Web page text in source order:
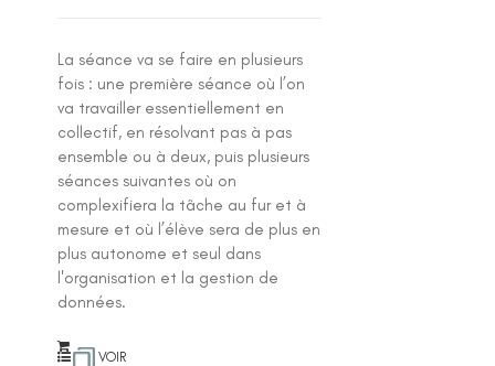
La séance va se faire en plusieurs
fois : une première séance où l’on
va travailler essentiellement en
collectif, en résolvant pas à pas
ensemble ou à deux, puis plusieurs
séances suivantes où on
complexifiera la tâche au fur et à
mesure et où l’élève sera de plus en
plus autonome et seul dans
l'organisation et la gestion de
données.
VOIR